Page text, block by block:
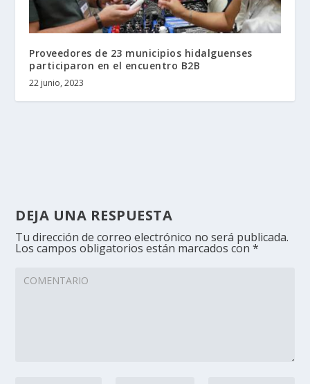
Proveedores de 23 municipios hidalguenses
participaron en el encuentro B2B
22 junio, 2023
DEJA UNA RESPUESTA
Tu dirección de correo electrónico no será publicada.
Los campos obligatorios están marcados con*